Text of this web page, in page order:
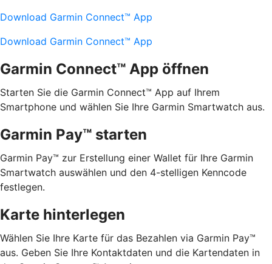
Download Garmin Connect™ App
Download Garmin Connect™ App
Garmin Connect™ App öffnen
Starten Sie die Garmin Connect™ App auf Ihrem
Smartphone und wählen Sie Ihre Garmin Smartwatch aus.
Garmin Pay™ starten
Garmin Pay™ zur Erstellung einer Wallet für Ihre Garmin
Smartwatch auswählen und den 4-stelligen Kenncode
festlegen.
Karte hinterlegen
Wählen Sie Ihre Karte für das Bezahlen via Garmin Pay™
aus. Geben Sie Ihre Kontaktdaten und die Kartendaten in